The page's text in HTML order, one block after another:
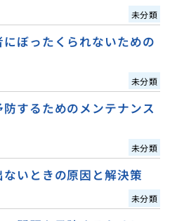
未分類
ぼったくられないための
未分類
するためのメンテナンス
未分類
いときの原因と解決策
未分類